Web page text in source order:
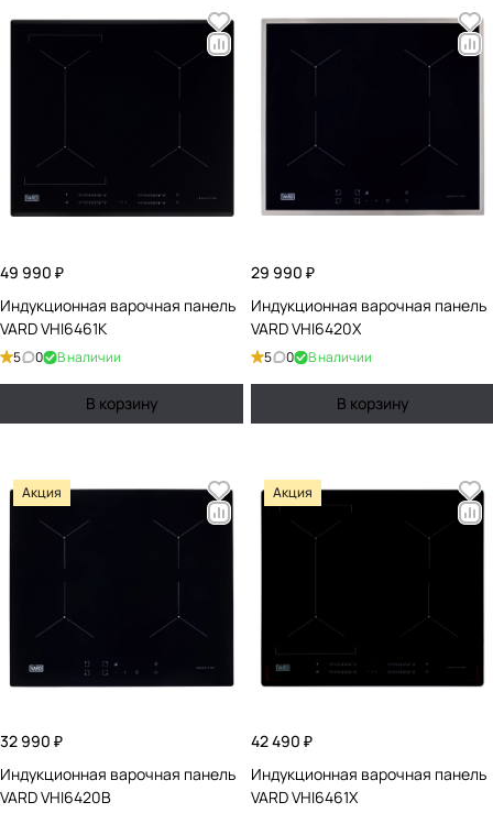
49 990 ₽
Индукционная варочная панель
VARD VHI6461K
5 0 В наличии
В корзину
29 990 ₽
Индукционная варочная панель
VARD VHI6420X
5 0 В наличии
В корзину
Акция
32 990 ₽
Индукционная варочная панель
VARD VHI6420B
Акция
42 490 ₽
Индукционная варочная панель
VARD VHI6461X